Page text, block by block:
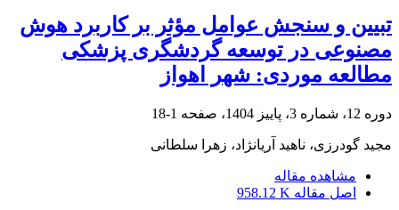
تبیین و سنجش عوامل مؤثر بر کاربرد هوش
مصنوعی در توسعه گردشگری پزشکی
مطالعه موردی: شهر اهواز
دوره 12، شماره 3، پاییز 1404، صفحه 1-18
مجید گودرزی، ناهید آریانژاد، زهرا سلطانی
مشاهده مقاله
اصل مقاله 958.12 K